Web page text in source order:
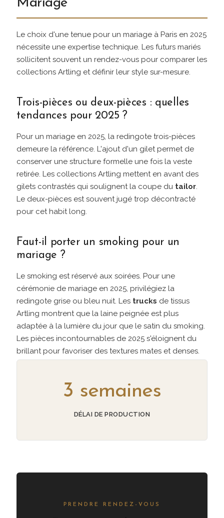
Mariage
Le choix d'une tenue pour un mariage à Paris en 2025
nécessite une expertise technique. Les futurs mariés
sollicitent souvent un rendez-vous pour comparer les
collections Artling et définir leur style sur-mesure.
Trois-pièces ou deux-pièces : quelles
tendances pour 2025 ?
Pour un mariage en 2025, la redingote trois-pièces
demeure la référence. L'ajout d'un gilet permet de
conserver une structure formelle une fois la veste
retirée. Les collections Artling mettent en avant des
gilets contrastés qui soulignent la coupe du tailor.
Le deux-pièces est souvent jugé trop décontracté
pour cet habit long.
Faut-il porter un smoking pour un
mariage ?
Le smoking est réservé aux soirées. Pour une
cérémonie de mariage en 2025, privilégiez la
redingote grise ou bleu nuit. Les trucks de tissus
Artling montrent que la laine peignée est plus
adaptée à la lumière du jour que le satin du smoking.
Les pièces incontournables de 2025 s'éloignent du
brillant pour favoriser des textures mates et denses.
3 semaines
DÉLAI DE PRODUCTION
PRENDRE RENDEZ-VOUS